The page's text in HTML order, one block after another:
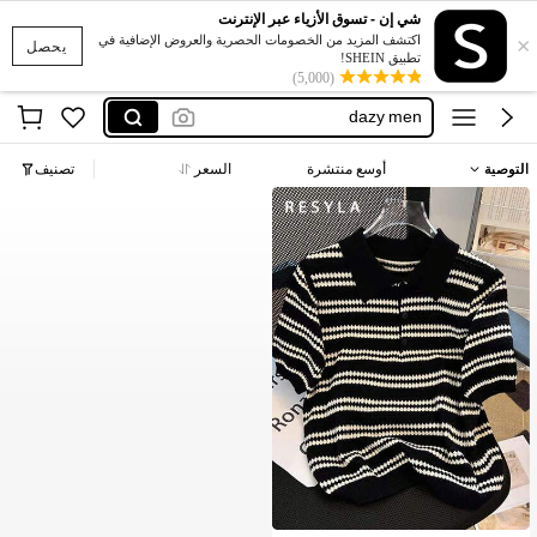
يحصل ×
شي إن - تسوق الأزياء عبر الإنترنت
اكتشف المزيد من الخصومات الحصرية والعروض الإضافية في
تطبيق SHEIN!
(5,000)
romwe men
dazy
dazy men
رجال شتوي
لبس رجالي شتوي
romwe men
dazy
التوصية أوسع منتشرة السعر تصنيف